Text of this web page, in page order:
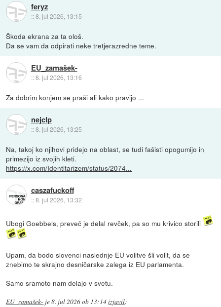
feryz
::8. jul 2026, 13:15
Škoda ekrana za ta ološ.
Da se vam da odpirati neke tretjerazredne teme.
EU_zamašek-
::8. jul 2026, 13:16
Za dobrim konjem se praši ali kako pravijo ...
nejclp
::8. jul 2026, 13:25
Na, takoj ko njihovi pridejo na oblast, se tudi fašisti opogumijo in
primezijo iz svojih kleti.
https://x.com/Identitarizem/status/2074...
caszafuckoff
::8. jul 2026, 13:32
Ubogi Goebbels, preveč je delal revček, pa so mu krivico storili
Upam, da bodo slovenci naslednje EU volitve šli volit, da se
znebimo te skrajno desničarske zalega iz EU parlamenta.
Samo sramoto nam delajo v svetu.
EU_zamašek- je8. jul 2026 ob 13:14izjavil: